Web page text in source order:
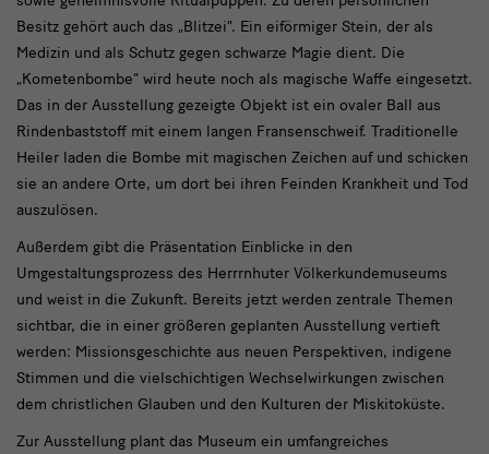
Besitz gehört auch das „Blitzei“. Ein eiförmiger Stein, der als
Medizin und als Schutz gegen schwarze Magie dient. Die
„Kometenbombe“ wird heute noch als magische Waffe eingesetzt.
Das in der Ausstellung gezeigte Objekt ist ein ovaler Ball aus
Rindenbaststoff mit einem langen Fransenschweif. Traditionelle
Heiler laden die Bombe mit magischen Zeichen auf und schicken
sie an andere Orte, um dort bei ihren Feinden Krankheit und Tod
auszulösen.
Außerdem gibt die Präsentation Einblicke in den
Umgestaltungsprozess des Herrrnhuter Völkerkundemuseums
und weist in die Zukunft. Bereits jetzt werden zentrale Themen
sichtbar, die in einer größeren geplanten Ausstellung vertieft
werden: Missionsgeschichte aus neuen Perspektiven, indigene
Stimmen und die vielschichtigen Wechselwirkungen zwischen
dem christlichen Glauben und den Kulturen der Miskitoküste.
Zur Ausstellung plant das Museum ein umfangreiches